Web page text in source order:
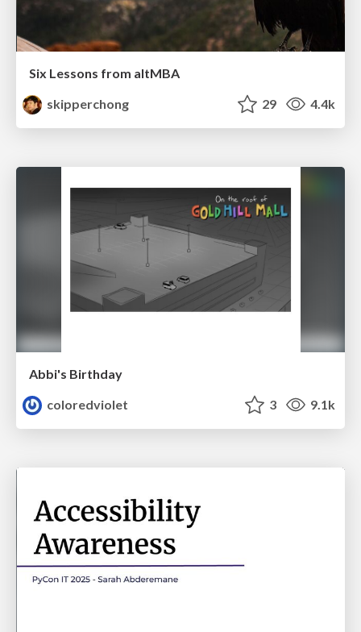
Six Lessons from altMBA
skipperchong
29 4.4k
Abbi's Birthday
coloredviolet
3 9.1k